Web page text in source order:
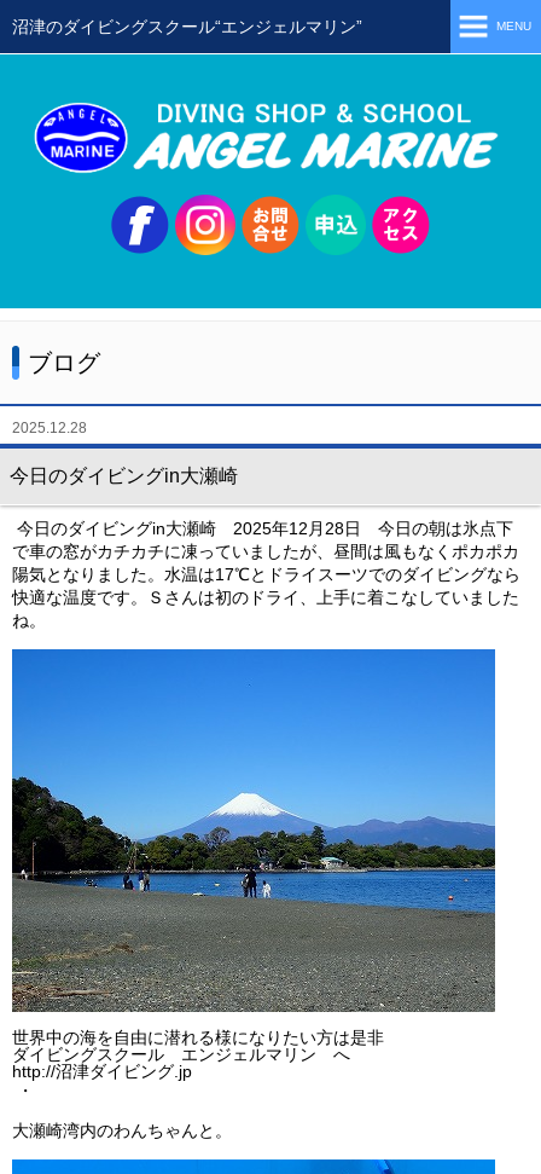
沼津のダイビングスクール“エンジェルマリン” MENU
当店の特徴
スクールメニュー
ステップアップコース
会員限定ツアー
ミニツアー
ビッグツアー
イベント
お客様の声
ブログ
2025.12.28
今日のダイビングin大瀬崎
今日のダイビングin大瀬崎 2025年12月28日 今日の朝は氷点下
で車の窓がカチカチに凍っていましたが、昼間は風もなくポカポカ
陽気となりました。水温は17℃とドライスーツでのダイビングなら
快適な温度です。Ｓさんは初のドライ、上手に着こなしていました
ね。
世界中の海を自由に潜れる様になりたい方は是非
ダイビングスクール エンジェルマリン へ
http://沼津ダイビング.jp
・
大瀬崎湾内のわんちゃんと。